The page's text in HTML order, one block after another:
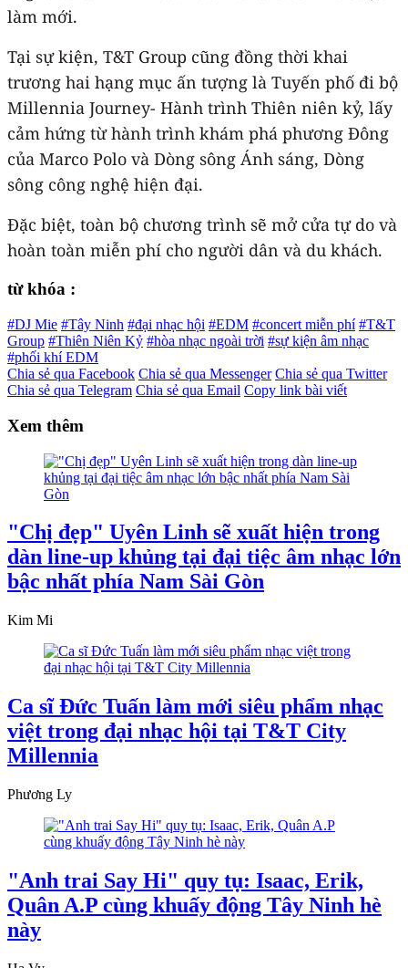
làm mới.
Tại sự kiện, T&T Group cũng đồng thời khai
trương hai hạng mục ấn tượng là Tuyến phố đi bộ
Millennia Journey- Hành trình Thiên niên kỷ, lấy
cảm hứng từ hành trình khám phá phương Đông
của Marco Polo và Dòng sông Ánh sáng, Dòng
sông công nghệ hiện đại.
Đặc biệt, toàn bộ chương trình sẽ mở cửa tự do và
hoàn toàn miễn phí cho người dân và du khách.
từ khóa :
#DJ Mie #Tây Ninh #đại nhạc hội #EDM #concert miễn phí #T&T
Group #Thiên Niên Kỷ #hòa nhạc ngoài trời #sự kiện âm nhạc
#phối khí EDM
Chia sẻ qua Facebook Chia sẻ qua Messenger Chia sẻ qua Twitter
Chia sẻ qua Telegram Chia sẻ qua Email Copy link bài viết
Xem thêm
"Chị đẹp" Uyên Linh sẽ xuất hiện trong
dàn line-up khủng tại đại tiệc âm nhạc lớn
bậc nhất phía Nam Sài Gòn
Kim Mi
Ca sĩ Đức Tuấn làm mới siêu phẩm nhạc
việt trong đại nhạc hội tại T&T City
Millennia
Phương Ly
"Anh trai Say Hi" quy tụ: Isaac, Erik,
Quân A.P cùng khuấy động Tây Ninh hè
này